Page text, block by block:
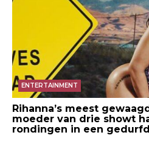
ENTERTAINMENT
Rihanna’s meest
moeder van drie showt
rondingen in een